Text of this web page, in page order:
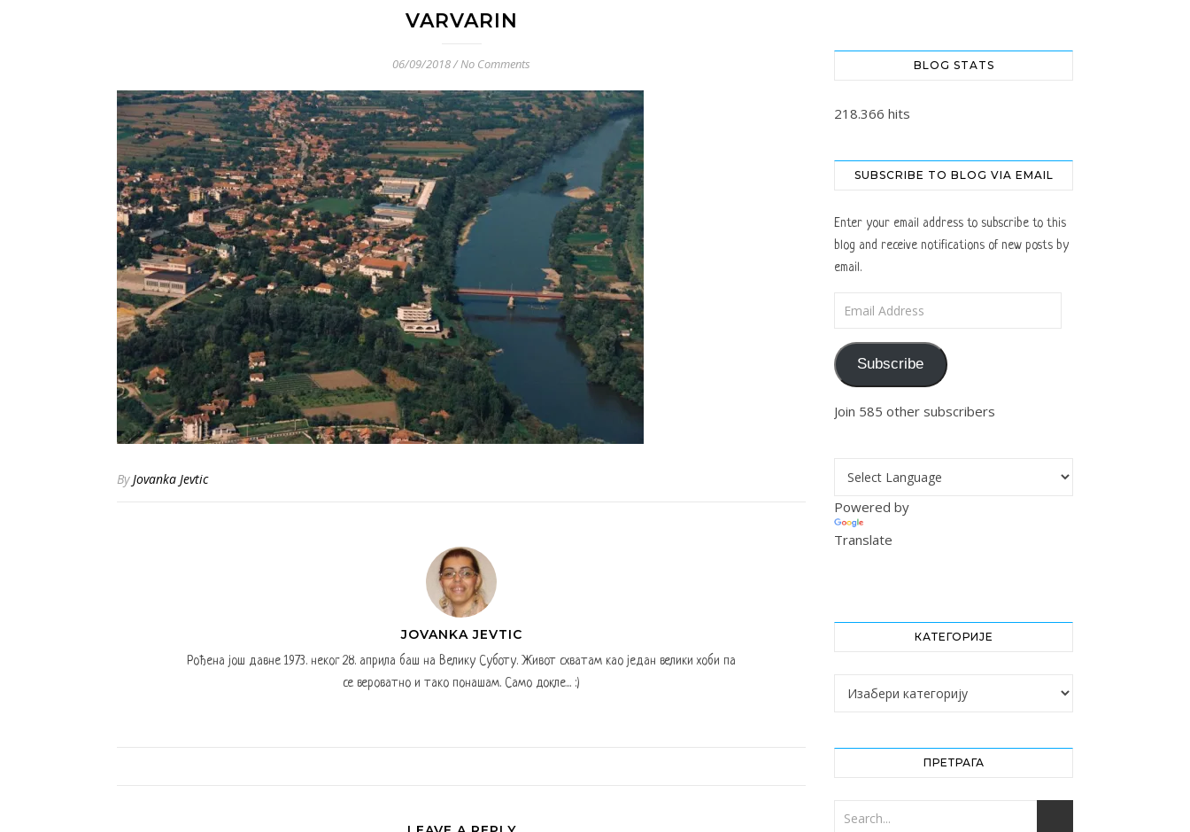
VARVARIN
06/09/2018/No Comments
ByJovanka Jevtic
JOVANKA JEVTIC
Рођена још давне 1973. неког 28. априла баш на Велику Суботу. Живот схватам као један велики хоби па
се вероватно и тако понашам. Само докле... :)
BLOG STATS
218.366 hits
SUBSCRIBE TO BLOG VIA EMAIL
Enter your email address to subscribe to this
blog and receive notifications of new posts by
email.
Subscribe
Join 585 other subscribers
Powered by
Translate
КАТЕГОРИЈЕ
Категорије
ПРЕТРАГА